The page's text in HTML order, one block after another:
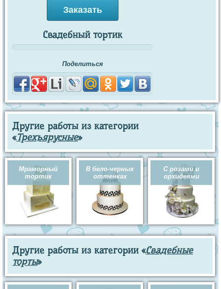
Заказать
Свадебный тортик
Поделиться
Другие работы из категории
«Трехъярусные»
Мраморный
тортик
В бело-черных
оттенках
С розами и
орхидеями
Другие работы из категории «Свадебные
торты»